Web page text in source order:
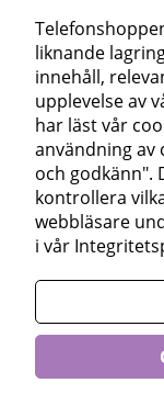
Linkedin
Läs våra omdömen</a
liknande
innehåll,
upplevelse av
har läst vår
användning av
och godkänn".
kontrollera
webbläsare
i vår